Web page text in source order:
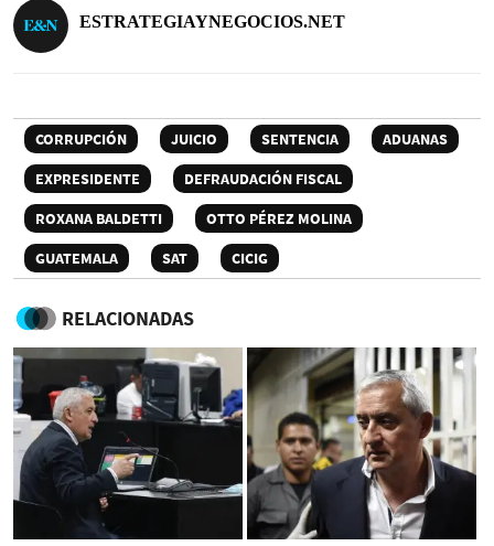
ESTRATEGIAYNEGOCIOS.NET
CORRUPCIÓN JUICIO SENTENCIA
ADUANAS
EXPRESIDENTE
DEFRAUDACIÓN FISCAL
ROXANA BALDETTI
OTTO PÉREZ MOLINA
GUATEMALA
SAT CICIG
RELACIONADAS